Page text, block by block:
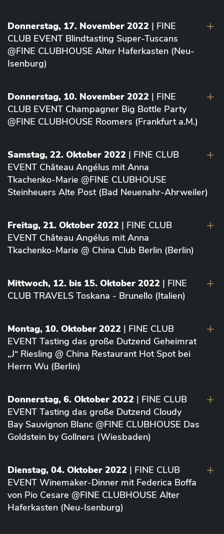
Donnerstag, 17. November 2022 | FINE
CLUB EVENT Blindtasting Super-Tuscans
@FINE CLUBHOUSE Alter Haferkasten (Neu-
Isenburg)
Donnerstag, 10. November 2022 | FINE
CLUB EVENT Champagner Big Bottle Party
@FINE CLUBHOUSE Roomers (Frankfurt a.M.)
Samstag, 22. Oktober 2022 | FINE CLUB
EVENT Château Angélus mit Anna
Tkachenko-Marie @FINE CLUBHOUSE
Steinheuers Alte Post (Bad Neuenahr-Ahrweiler)
Freitag, 21. Oktober 2022 | FINE CLUB
EVENT Château Angélus mit Anna
Tkachenko-Marie @ China Club Berlin (Berlin)
Mittwoch, 12. bis 15. Oktober 2022 | FINE
CLUB TRAVELS Toskana - Brunello (Italien)
Montag, 10. Oktober 2022 | FINE CLUB
EVENT Tasting das große Dutzend Geheimrat
„J“ Riesling @ China Restaurant Hot Spot bei
Herrn Wu (Berlin)
Donnerstag, 6. Oktober 2022 | FINE CLUB
EVENT Tasting das große Dutzend Cloudy
Bay Sauvignon Blanc @FINE CLUBHOUSE Das
Goldstein by Gollners (Wiesbaden)
Dienstag, 04. Oktober 2022 | FINE CLUB
EVENT Winemaker-Dinner mit Federica Boffa
von Pio Cesare @FINE CLUBHOUSE Alter
Haferkasten (Neu-Isenburg)